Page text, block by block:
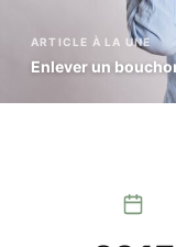
ARTICLE À LA UNE
Enlever un